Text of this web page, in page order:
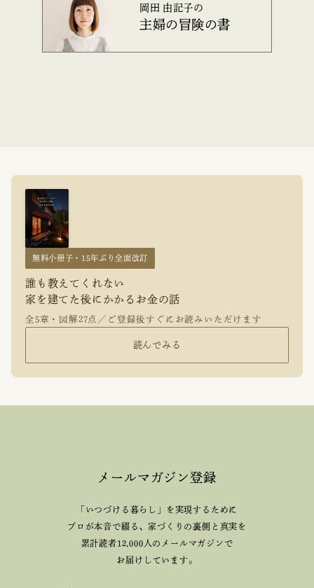
岡田 由記子の
主婦の冒険の書
無料小冊子・15年ぶり全面改訂
誰も教えてくれない
家を建てた後にかかるお金の話
全5章・図解27点／ご登録後すぐにお読みいただけます
読んでみる
メールマガジン登録
「いつづける暮らし」を実現するために
プロが本音で綴る、家づくりの裏側と真実を
累計読者12,000人のメールマガジンで
お届けしています。